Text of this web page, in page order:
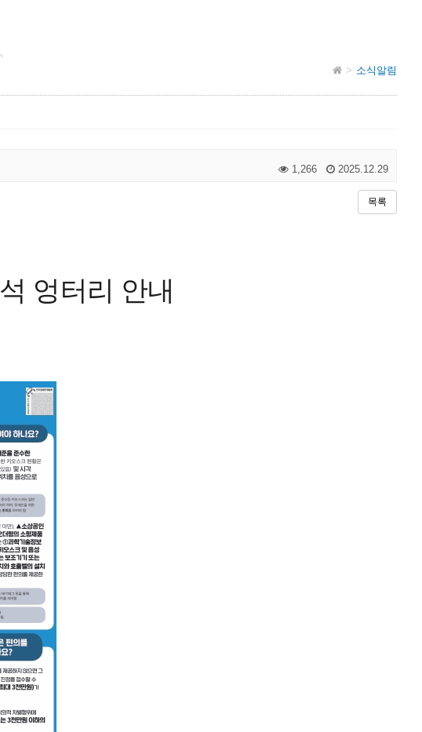
소식알림
1,266 2025.12.29
목록
엉터리 안내